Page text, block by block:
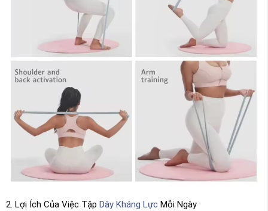
2. Lợi Ích Của Việc Tập Dây Kháng Lực Mỗi Ngày